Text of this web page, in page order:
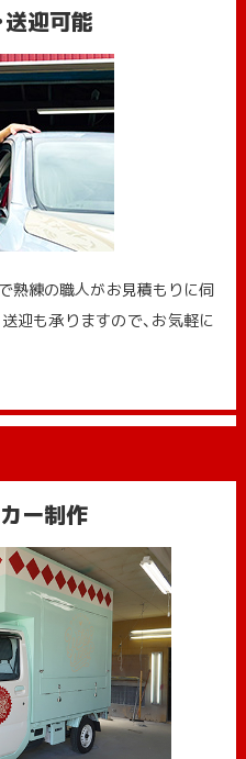
送迎可能
熟練の職人がお見積もりに伺
迎も承りますので、お気軽に
ー制作